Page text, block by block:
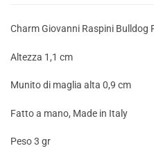
Charm Giovanni Raspini
Altezza 1,1 cm
Munito di maglia alta 0,9 cm
Fatto a mano, Made in Italy
Peso 3 gr